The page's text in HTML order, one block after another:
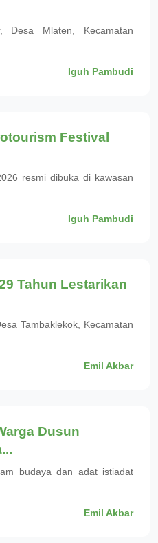
Desa Mlaten, Kecamatan
Iguh Pambudi
Festival
resmi dibuka di kawasan
Iguh Pambudi
Tahun Lestarikan
Tambaklekok, Kecamatan
Emil Akbar
Dusun
budaya dan adat istiadat
Emil Akbar